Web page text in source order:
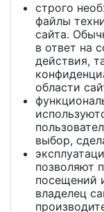
строго
файлы
сайта.
в ответ на
действия,
области
выбор,
позволяют
посещений
владелец